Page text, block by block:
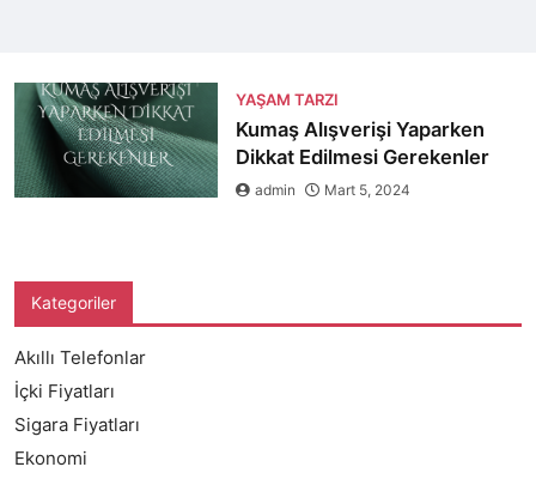
YAŞAM TARZI
Kumaş Alışverişi Yaparken
Dikkat Edilmesi Gerekenler
admin Mart 5, 2024
Kategoriler
Akıllı Telefonlar
İçki Fiyatları
Sigara Fiyatları
Ekonomi